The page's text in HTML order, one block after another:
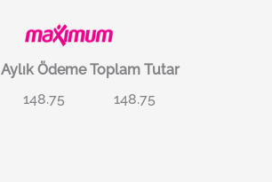
Aylık Ödeme Toplam Tutar
148.75 148.75